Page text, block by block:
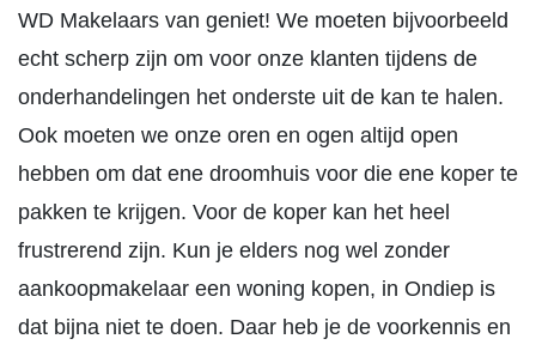
WD Makelaars van geniet! We moeten bijvoorbeeld
echt scherp zijn om voor onze klanten tijdens de
onderhandelingen het onderste uit de kan te halen.
Ook moeten we onze oren en ogen altijd open
hebben om dat ene droomhuis voor die ene koper te
pakken te krijgen. Voor de koper kan het heel
frustrerend zijn. Kun je elders nog wel zonder
aankoopmakelaar een woning kopen, in Ondiep is
dat bijna niet te doen. Daar heb je de voorkennis en